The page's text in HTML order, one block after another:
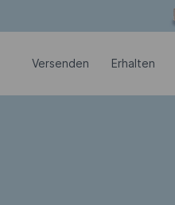
Versenden Erhalten
Modales Fenster ist geöffnet